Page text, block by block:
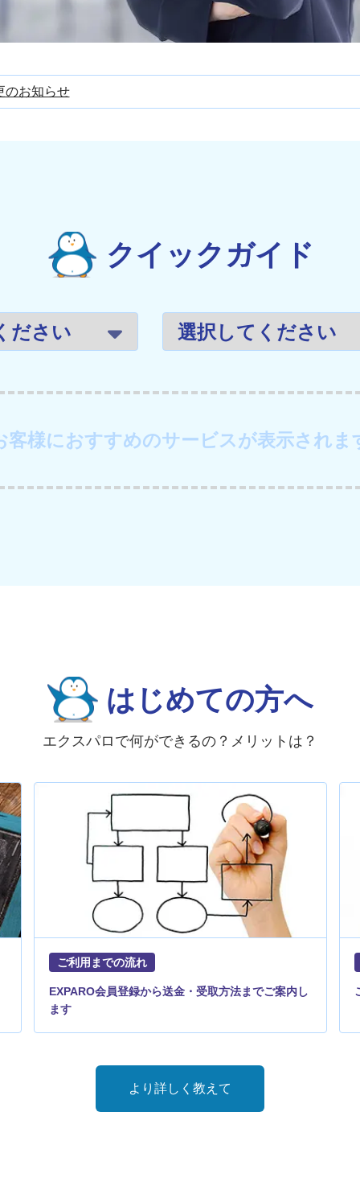
のお知らせ
クイックガイド
客様におすすめのサービスが表示されま
はじめての方へ
エクスパロで何ができるの？メリットは？
ご利用までの流れ
EXPARO会員登録から送金・受取方法までご案内し
ます
より詳しく教えて